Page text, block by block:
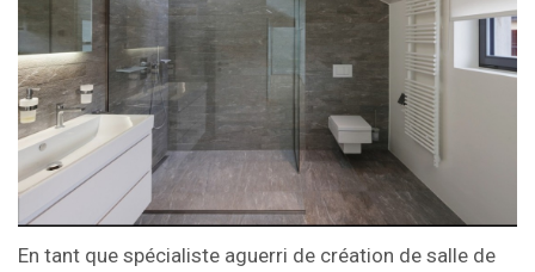
En tant que spécialiste aguerri de création de salle de